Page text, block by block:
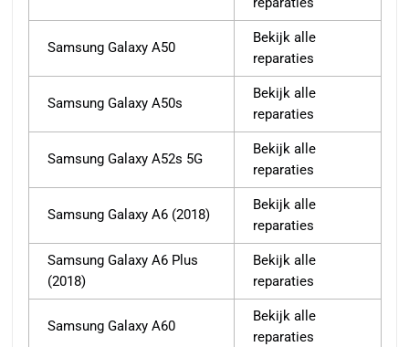
Samsung Galaxy A50
Bekijk alle
reparaties
Samsung Galaxy A50s
Bekijk alle
reparaties
Samsung Galaxy A52s 5G
Bekijk alle
reparaties
Samsung Galaxy A6 (2018)
Bekijk alle
reparaties
Samsung Galaxy A6 Plus
(2018)
Bekijk alle
reparaties
Samsung Galaxy A60
Bekijk alle
reparaties